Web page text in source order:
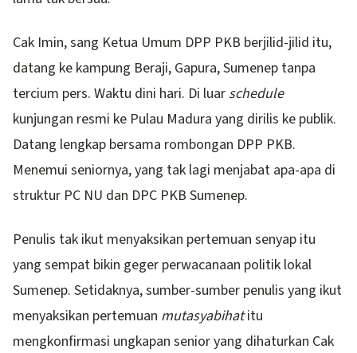
Cak Imin, sang Ketua Umum DPP PKB berjilid-jilid itu,
datang ke kampung Beraji, Gapura, Sumenep tanpa
tercium pers. Waktu dini hari. Di luar schedule
kunjungan resmi ke Pulau Madura yang dirilis ke publik.
Datang lengkap bersama rombongan DPP PKB.
Menemui seniornya, yang tak lagi menjabat apa-apa di
struktur PC NU dan DPC PKB Sumenep.
Penulis tak ikut menyaksikan pertemuan senyap itu
yang sempat bikin geger perwacanaan politik lokal
Sumenep. Setidaknya, sumber-sumber penulis yang ikut
menyaksikan pertemuan mutasyabihatitu
mengkonfirmasi ungkapan senior yang dihaturkan Cak